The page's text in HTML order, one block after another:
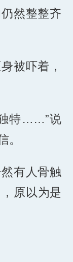
然整整齐
被吓着，
特……”说
。
有人骨触
原以为是